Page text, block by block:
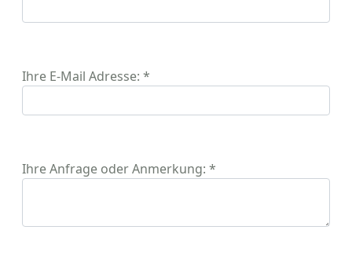
Ihre E-Mail Adresse: *
Ihre Anfrage oder Anmerkung: *